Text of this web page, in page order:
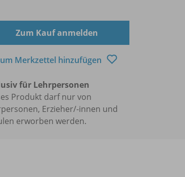
Zum Kauf anmelden
Merkzettel hinzufügen
für Lehrpersonen
Produkt darf nur von
Erzieher/-innen und
erworben werden.